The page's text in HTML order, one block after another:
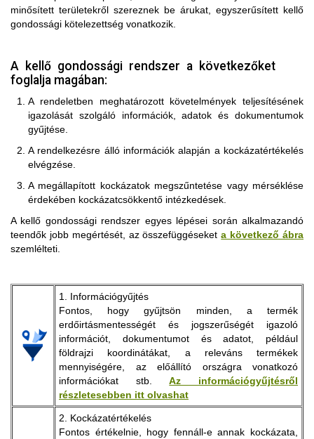
minősített területekről szereznek be árukat, egyszerűsített kellő
gondossági kötelezettség vonatkozik.
A kellő gondossági rendszer a következőket
foglalja magában:
A rendeletben meghatározott követelmények teljesítésének
igazolását szolgáló információk, adatok és dokumentumok
gyűjtése.
A rendelkezésre álló információk alapján a kockázatértékelés
elvégzése.
A megállapított kockázatok megszűntetése vagy mérséklése
érdekében kockázatcsökkentő intézkedések.
A kellő gondossági rendszer egyes lépései során alkalmazandó
teendők jobb megértését, az összefüggéseketa következő ábra
szemlélteti.
1. Információgyűjtés
Fontos, hogy gyűjtsön minden, a termék
erdőirtásmentességét és jogszerűségét igazoló
információt, dokumentumot és adatot, például
földrajzi koordinátákat, a releváns termékek
mennyiségére, az előállító országra vonatkozó
információkat stb.Az információgyűjtésről
részletesebben itt olvashat
2. Kockázatértékelés
Fontos értékelnie, hogy fennáll-e annak kockázata,